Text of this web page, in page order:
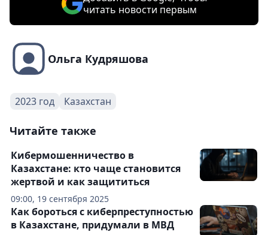
читать новости первым
Ольга Кудряшова
2023 год Казахстан
Читайте также
09:00, 19 сентября 2025
Кибермошенничество в
Казахстане: кто чаще становится
жертвой и как защититься
Как бороться с киберпреступностью
в Казахстане, придумали в МВД